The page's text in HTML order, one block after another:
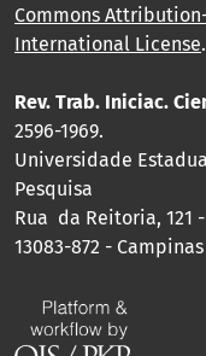
Commons
International License.
Rev. Trab. Iniciac.
2596-1969.
Universidade
Pesquisa
Rua da Reitoria, 121
13083-872 -